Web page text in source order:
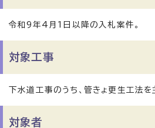
令和9年4月1日以降の入札案件。
対象工事
下水道工事のうち、管きょ更生工法を
対象者